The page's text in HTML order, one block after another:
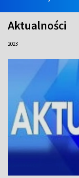
Aktualności
2023